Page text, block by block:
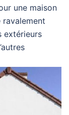
une maison
extérieurs